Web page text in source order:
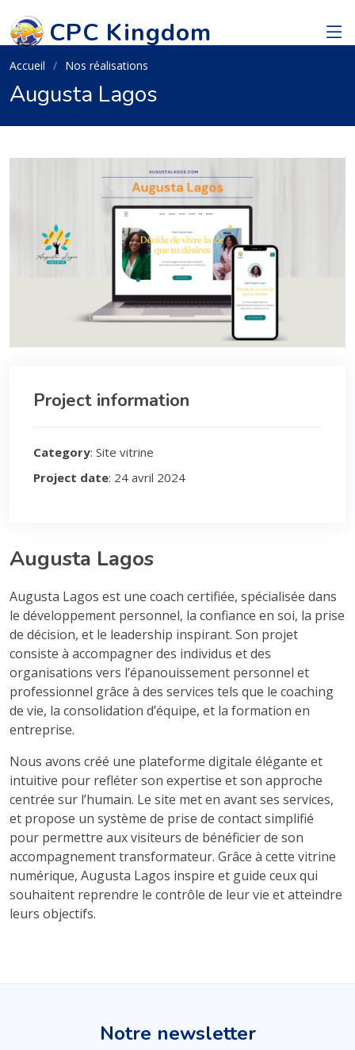
CPC Kingdom
Accueil Nos réalisations
Augusta Lagos
Project information
Category: Site vitrine
Project date: 24 avril 2024
Augusta Lagos
Augusta Lagos est une coach certifiée, spécialisée dans
le développement personnel, la confiance en soi, la prise
de décision, et le leadership inspirant. Son projet
consiste à accompagner des individus et des
organisations vers l’épanouissement personnel et
professionnel grâce à des services tels que le coaching
de vie, la consolidation d’équipe, et la formation en
entreprise.
Nous avons créé une plateforme digitale élégante et
intuitive pour refléter son expertise et son approche
centrée sur l’humain. Le site met en avant ses services,
et propose un système de prise de contact simplifié
pour permettre aux visiteurs de bénéficier de son
accompagnement transformateur. Grâce à cette vitrine
numérique, Augusta Lagos inspire et guide ceux qui
souhaitent reprendre le contrôle de leur vie et atteindre
leurs objectifs.
Notre newsletter